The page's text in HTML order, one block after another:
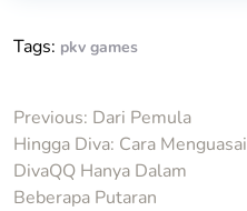
Tags: pkv games
Post
navigation
Previous: Dari Pemula
Hingga Diva: Cara Menguasai
DivaQQ Hanya Dalam
Beberapa Putaran